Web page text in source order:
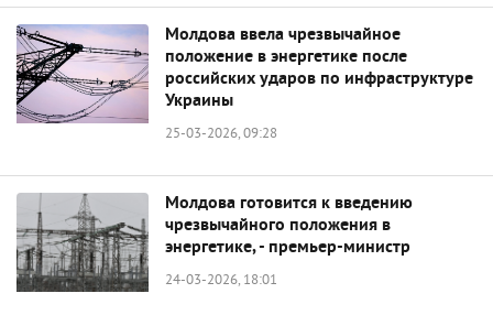
Молдова ввела чрезвычайное
положение в энергетике после
российских ударов по инфраструктуре
Украины
25-03-2026, 09:28
Молдова готовится к введению
чрезвычайного положения в
энергетике, - премьер-министр
24-03-2026, 18:01